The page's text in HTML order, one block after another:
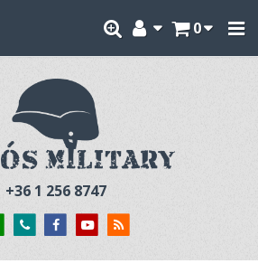
0
+36 1 256 8747